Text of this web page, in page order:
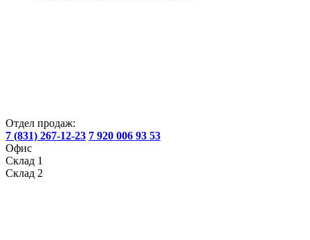
Отдел продаж:
7 (831) 267-12-23 7 920 006 93 53
Офис
Склад 1
Склад 2